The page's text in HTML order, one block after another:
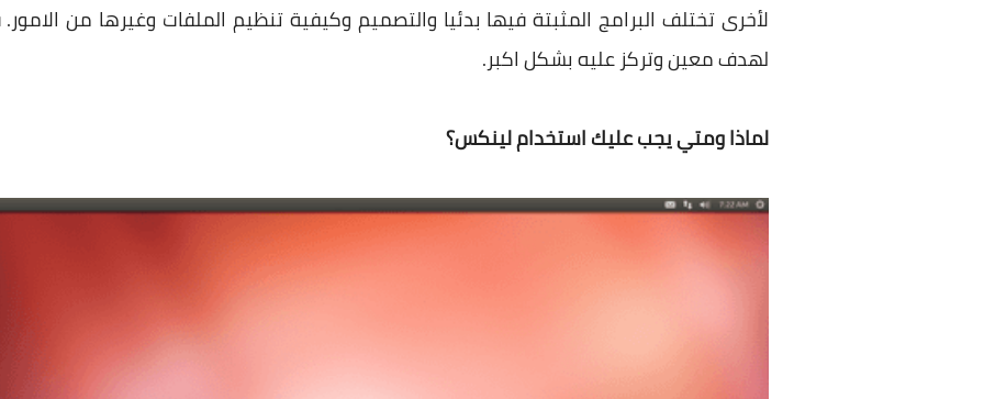
لأخرى تختلف البرامج المثبتة فيها بدئيا والتصميم وكيفية تنظيم الملفات وغيرها من
لهدف معين وتركز عليه بشكل اكبر.
لماذا ومتي يجب عليك استخدام لينكس؟